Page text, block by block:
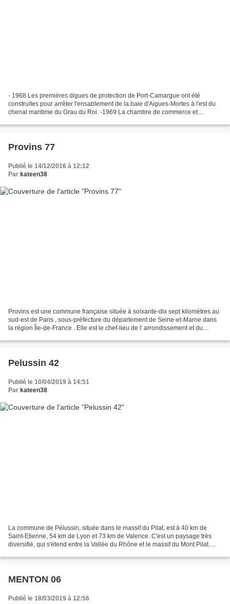
- 1968 Les premières digues de protection de Port-Camargue ont été
construites pour arrêter l'ensablement de la baie d'Aigues-Mortes à l'est du
chenal maritime du Grau du Roi. -1969 La chambre de commerce et
Provins 77
Publié le 14/12/2016 à 12:12
Par kateen38
Provins est une commune française située à soixante-dix sept kilomètres au
sud-est de Paris , sous-préfecture du département de Seine-et-Marne dans
la région Île-de-France . Elle est le chef-lieu de l' arrondissement et du
Pelussin 42
Publié le 10/04/2019 à 14:51
Par kateen38
La commune de Pélussin, située dans le massif du Pilat, est à 40 km de
Saint-Etienne, 54 km de Lyon et 73 km de Valence. C'est un paysage très
diversifié, qui s'étend entre la Vallée du Rhône et le massif du Mont Pilat.
MENTON 06
Publié le 18/03/2019 à 12:56